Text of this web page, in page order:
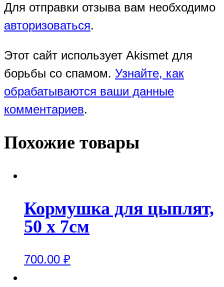
Для отправки отзыва вам необходимо
авторизоваться.
Этот сайт использует Akismet для
борьбы со спамом. Узнайте, как
обрабатываются ваши данные
комментариев.
Похожие товары
Кормушка для цыплят,
50 х 7см
700.00 ₽